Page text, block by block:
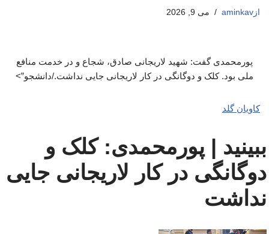
از aminkav می 9, 2026
پورمحمدی گفت: شهید لاریجانی صادق، شجاع و در خدمت منافع
ملی بود. کلک و دوگانگی در کار لاریجانی جایی نداشت./دانشجو”>
کاویان گلد
ببینید | پورمحمدی: کلک و
دوگانگی در کار لاریجانی جایی
نداشت